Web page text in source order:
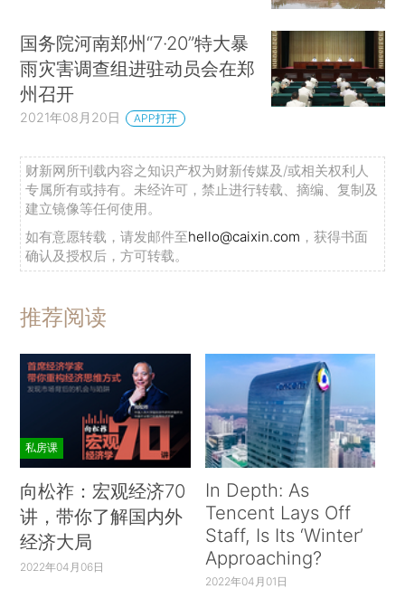
国务院河南郑州“7·20”特大暴
雨灾害调查组进驻动员会在郑
州召开
2021年08月20日 APP打开
财新网所刊载内容之知识产权为财新传媒及/或相关权利人
专属所有或持有。未经许可，禁止进行转载、摘编、复制及
建立镜像等任何使用。
如有意愿转载，请发邮件至hello@caixin.com ，获得书面
确认及授权后，方可转载。
推荐阅读
私房课
向松祚：宏观经济70
讲，带你了解国内外
经济大局
2022年04月06日
In Depth: As
Tencent Lays Off
Staff, Is Its ‘Winter’
Approaching?
2022年04月01日